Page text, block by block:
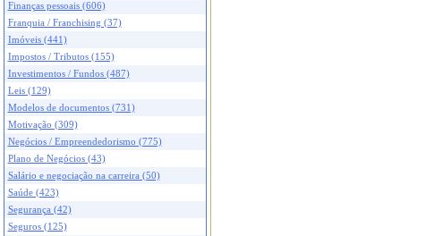
Finanças pessoais (606)
Franquia / Franchising (37)
Imóveis (441)
Impostos / Tributos (155)
Investimentos / Fundos (487)
Leis (129)
Modelos de documentos (731)
Motivação (309)
Negócios / Empreendedorismo (775)
Plano de Negócios (43)
Salário e negociação na carreira (50)
Saúde (423)
Segurança (42)
Seguros (125)